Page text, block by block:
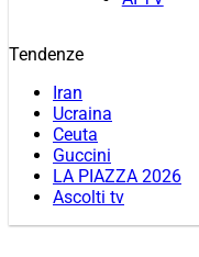
Tendenze
Iran
Ucraina
Ceuta
Guccini
LA PIAZZA 2026
Ascolti tv